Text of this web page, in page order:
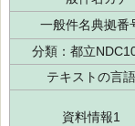
一般件名典拠番
分類：都立
テキストの言語
資料情報1